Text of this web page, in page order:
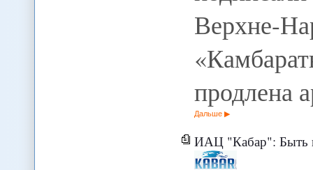
Верхне-
продлена
Дальше
ИАЦ "Кабар": Быть или не